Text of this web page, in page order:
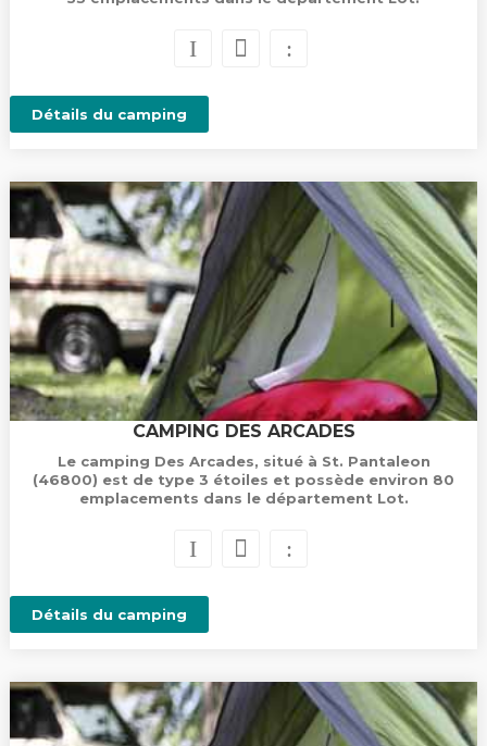
Détails du camping
CAMPING DES ARCADES
Le camping Des Arcades, situé à St. Pantaleon
(46800) est de type 3 étoiles et possède environ 80
emplacements dans le département Lot.
Détails du camping